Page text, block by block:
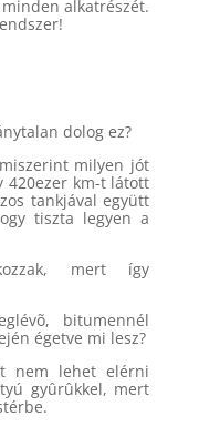
alkatrészét.
dolog ez?
milyen jót
420ezer km-t látott
tankjával együtt
tiszta legyen a
mert így
bitumennél
égetve mi lesz?
nem lehet elérni
gyûrûkkel, mert